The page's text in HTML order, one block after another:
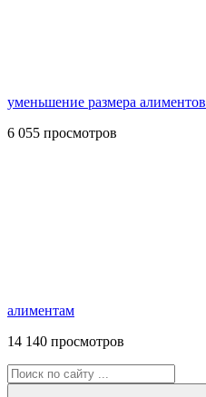
уменьшение размера алиментов
6 055 просмотров
алиментам
14 140 просмотров